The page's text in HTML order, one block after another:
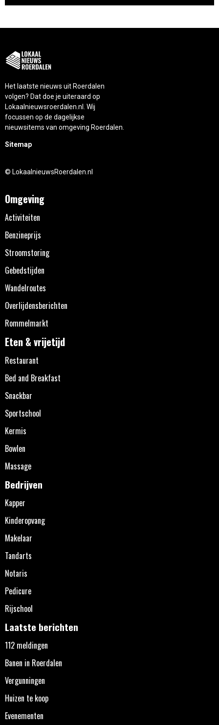
Het laatste nieuws uit Roerdalen
volgen? Dat doe je uiteraard op
Lokaalnieuwsroerdalen.nl. Wij
focussen op de dagelijkse
nieuwsitems van omgeving Roerdalen.
Sitemap
© LokaalnieuwsRoerdalen.nl
Omgeving
Activiteiten
Benzineprijs
Stroomstoring
Gebedstijden
Wandelroutes
Overlijdensberichten
Rommelmarkt
Eten & vrijetijd
Restaurant
Bed and Breakfast
Snackbar
Sportschool
Kermis
Bowlen
Massage
Bedrijven
Kapper
Kinderopvang
Makelaar
Tandarts
Notaris
Pedicure
Rijschool
Laatste berichten
112 meldingen
Banen in Roerdalen
Vergunningen
Huizen te koop
Evenementen